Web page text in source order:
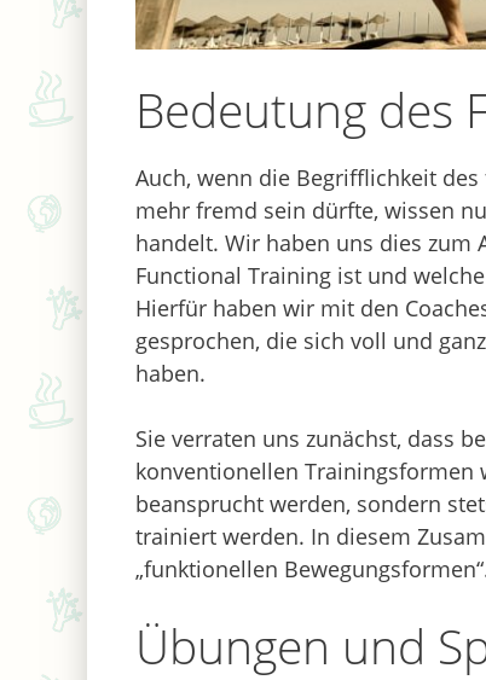
Bedeutung des
Auch, wenn die Begrifflichkeit
mehr fremd sein dürfte, wissen
handelt. Wir haben uns dies zum
Functional Training ist und
Hierfür haben wir mit den
gesprochen, die sich voll und
haben.
Sie verraten uns zunächst, dass
konventionellen Trainingsformen
beansprucht werden, sondern
trainiert werden. In diesem
„funktionellen
Übungen und